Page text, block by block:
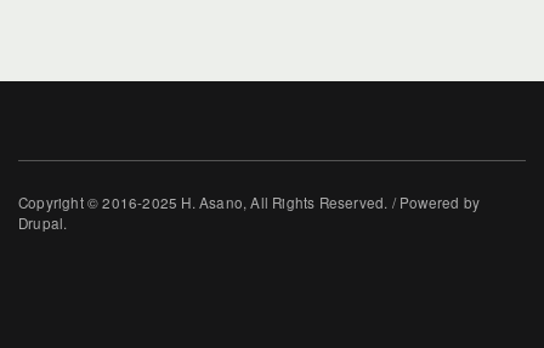
Copyright © 2016-2025 H. Asano, All Rights Reserved. / Powered by
Drupal.